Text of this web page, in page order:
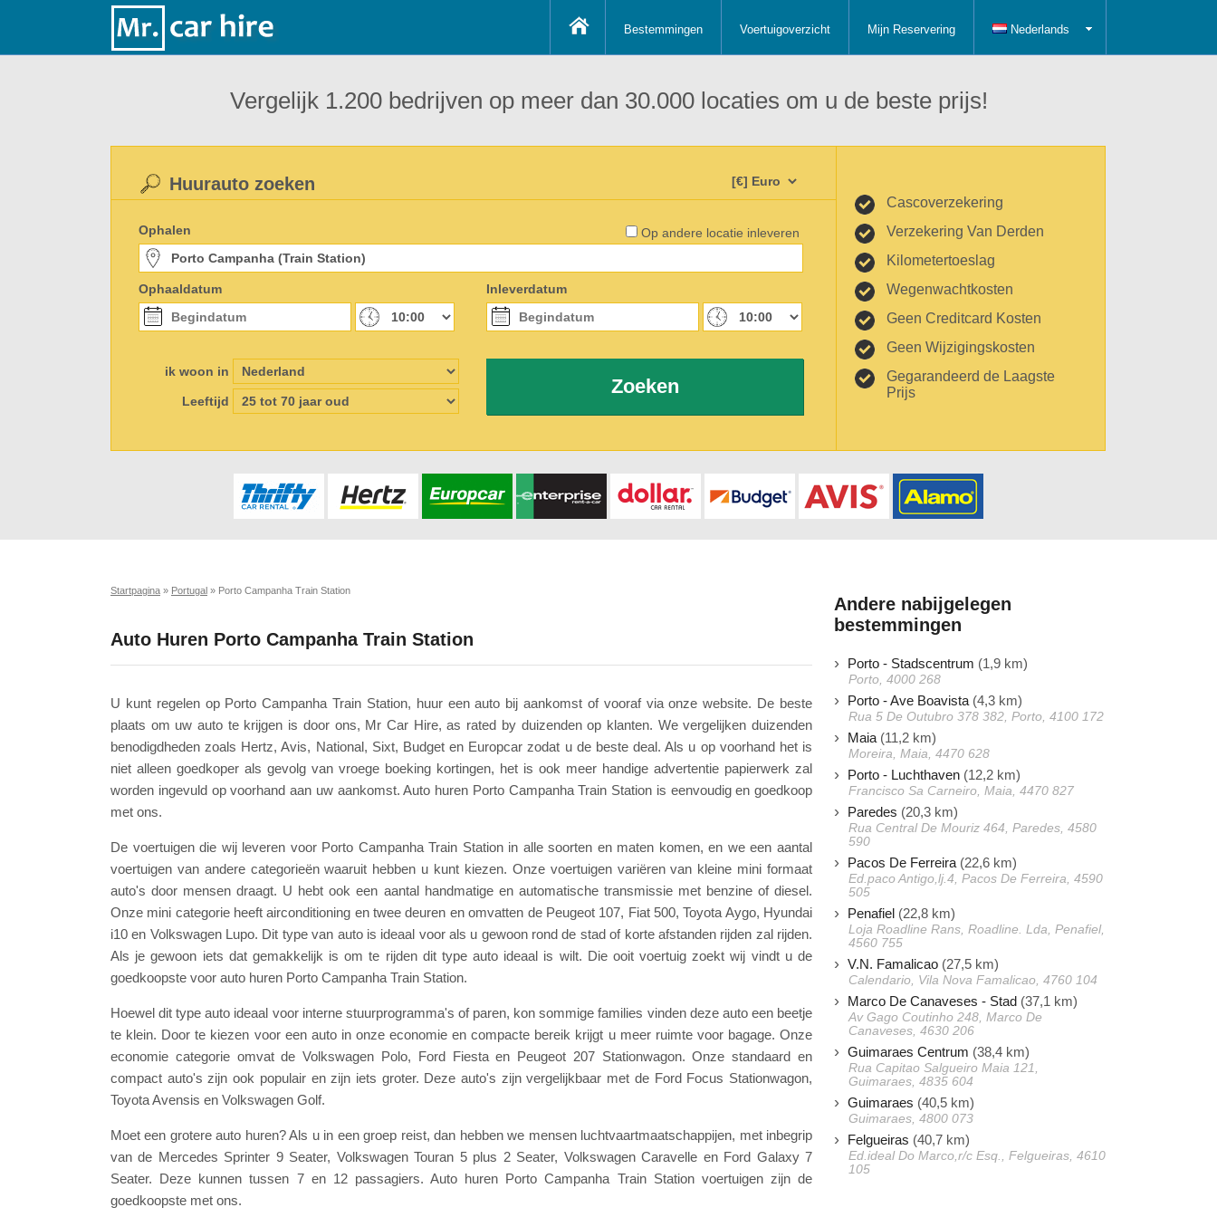
Bestemmingen Voertuigoverzicht Mijn Reservering Nederlands
Vergelijk 1.200 bedrijven op meer dan 30.000 locaties om u de beste prijs!
Op andere locatie inleveren
Huurauto zoeken
Ophalen
Ophaaldatum Inleverdatum
ik woon in
Leeftijd
Zoeken
Cascoverzekering
Verzekering Van Derden
Kilometertoeslag
Wegenwachtkosten
Geen Creditcard Kosten
Geen Wijzigingskosten
Gegarandeerd de Laagste
Prijs
Startpagina » Portugal » Porto Campanha Train Station
Auto Huren Porto Campanha Train Station
U kunt regelen op Porto Campanha Train Station, huur een auto bij aankomst of vooraf via onze website. De beste
plaats om uw auto te krijgen is door ons, Mr Car Hire, as rated by duizenden op klanten. We vergelijken duizenden
benodigdheden zoals Hertz, Avis, National, Sixt, Budget en Europcar zodat u de beste deal. Als u op voorhand het is
niet alleen goedkoper als gevolg van vroege boeking kortingen, het is ook meer handige advertentie papierwerk zal
worden ingevuld op voorhand aan uw aankomst. Auto huren Porto Campanha Train Station is eenvoudig en goedkoop
met ons.
De voertuigen die wij leveren voor Porto Campanha Train Station in alle soorten en maten komen, en we een aantal
voertuigen van andere categorieën waaruit hebben u kunt kiezen. Onze voertuigen variëren van kleine mini formaat
auto's door mensen draagt. U hebt ook een aantal handmatige en automatische transmissie met benzine of diesel.
Onze mini categorie heeft airconditioning en twee deuren en omvatten de Peugeot 107, Fiat 500, Toyota Aygo, Hyundai
i10 en Volkswagen Lupo. Dit type van auto is ideaal voor als u gewoon rond de stad of korte afstanden rijden zal rijden.
Als je gewoon iets dat gemakkelijk is om te rijden dit type auto ideaal is wilt. Die ooit voertuig zoekt wij vindt u de
goedkoopste voor auto huren Porto Campanha Train Station.
Hoewel dit type auto ideaal voor interne stuurprogramma's of paren, kon sommige families vinden deze auto een beetje
te klein. Door te kiezen voor een auto in onze economie en compacte bereik krijgt u meer ruimte voor bagage. Onze
economie categorie omvat de Volkswagen Polo, Ford Fiesta en Peugeot 207 Stationwagon. Onze standaard en
compact auto's zijn ook populair en zijn iets groter. Deze auto's zijn vergelijkbaar met de Ford Focus Stationwagon,
Toyota Avensis en Volkswagen Golf.
Moet een grotere auto huren? Als u in een groep reist, dan hebben we mensen luchtvaartmaatschappijen, met inbegrip
van de Mercedes Sprinter 9 Seater, Volkswagen Touran 5 plus 2 Seater, Volkswagen Caravelle en Ford Galaxy 7
Seater. Deze kunnen tussen 7 en 12 passagiers. Auto huren Porto Campanha Train Station voertuigen zijn de
goedkoopste met ons.
Andere nabijgelegen
bestemmingen
Porto - Stadscentrum (1,9 km)
Porto, 4000 268
Porto - Ave Boavista (4,3 km)
Rua 5 De Outubro 378 382, Porto, 4100 172
Maia (11,2 km)
Moreira, Maia, 4470 628
Porto - Luchthaven (12,2 km)
Francisco Sa Carneiro, Maia, 4470 827
Paredes (20,3 km)
Rua Central De Mouriz 464, Paredes, 4580
590
Pacos De Ferreira (22,6 km)
Ed.paco Antigo,lj.4, Pacos De Ferreira, 4590
505
Penafiel (22,8 km)
Loja Roadline Rans, Roadline. Lda, Penafiel,
4560 755
V.N. Famalicao (27,5 km)
Calendario, Vila Nova Famalicao, 4760 104
Marco De Canaveses - Stad (37,1 km)
Av Gago Coutinho 248, Marco De
Canaveses, 4630 206
Guimaraes Centrum (38,4 km)
Rua Capitao Salgueiro Maia 121,
Guimaraes, 4835 604
Guimaraes (40,5 km)
Guimaraes, 4800 073
Felgueiras (40,7 km)
Ed.ideal Do Marco,r/c Esq., Felgueiras, 4610
105